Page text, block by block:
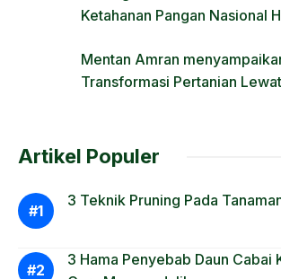
Ketahanan Pangan Nasional
Mentan Amran
Transformasi Pertanian
Artikel Populer
3 Teknik Pruning Pada
3 Hama Penyebab Daun Cabai